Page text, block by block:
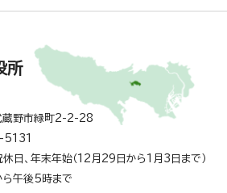
所
野市緑町2-2-28
5131
休日、年末年始（12月29日から1月3日まで）
ら午後5時まで